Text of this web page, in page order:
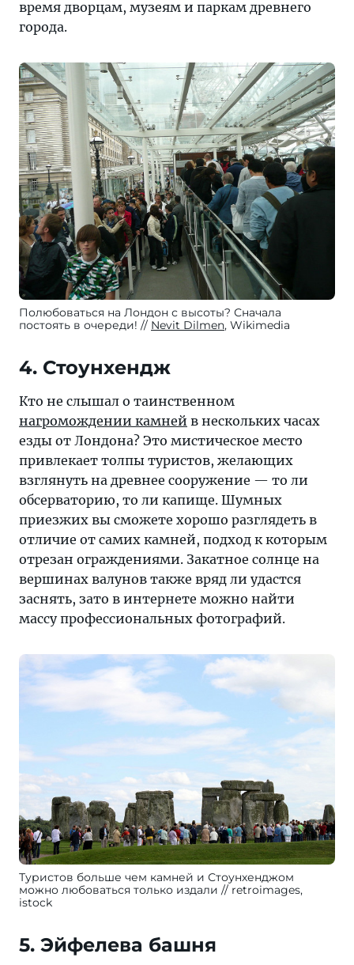
время дворцам, музеям и паркам древнего
города.
Полюбоваться на Лондон с высоты? Сначала
постоять в очереди!
Nevit Dilmen, Wikimedia
4. Стоунхендж
Кто не слышал о таинственном
нагромождении камней в нескольких часах
езды от Лондона? Это мистическое место
привлекает толпы туристов, желающих
взглянуть на древнее сооружение — то ли
обсерваторию, то ли капище. Шумных
приезжих вы сможете хорошо разглядеть в
отличие от самих камней, подход к которым
отрезан ограждениями. Закатное солнце на
вершинах валунов также вряд ли удастся
заснять, зато в интернете можно найти
массу профессиональных фотографий.
Туристов больше чем камней и Стоунхенджом
можно любоваться только издали
retroimages,
istock
5. Эйфелева башня